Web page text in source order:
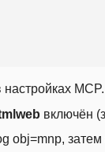
настройках MCP.
включён
obj=mnp,